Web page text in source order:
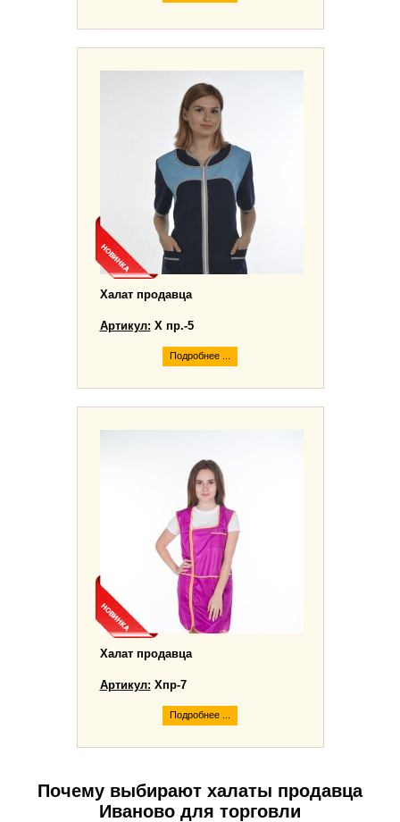
Халат продавца
Артикул: Х пр.-5
Подробнее ...
Халат продавца
Артикул: Хпр-7
Подробнее ...
Почему выбирают халаты продавца
Иваново для торговли